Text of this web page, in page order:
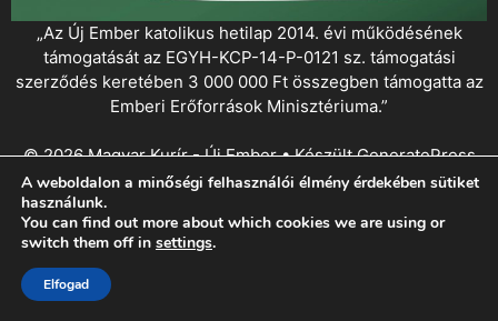
„Az Új Ember katolikus hetilap 2014. évi működésének
támogatását az EGYH-KCP-14-P-0121 sz. támogatási
szerződés keretében 3 000 000 Ft összegben támogatta az
Emberi Erőforrások Minisztériuma.”
© 2026 Magyar Kurír - Új Ember• KészültGeneratePress
A weboldalon a minőségi felhasználói élmény érdekében sütiket
használunk.
You can find out more about which cookies we are using or
switch them off in settings.
Elfogad